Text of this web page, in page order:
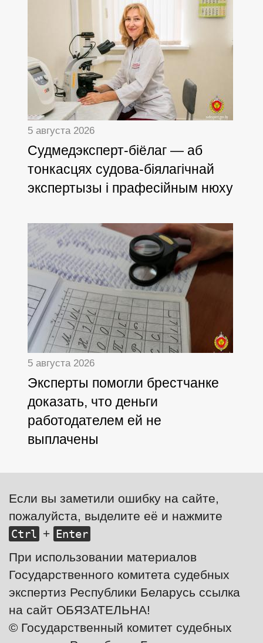
5 августа 2026
Cудмедэксперт-біёлаг — аб
тонкасцях судова-біялагічнай
экспертызы і прафесійным нюху
5 августа 2026
Эксперты помогли брестчанке
доказать, что деньги
работодателем ей не
выплачены
Если вы заметили ошибку на сайте,
пожалуйста, выделите её и нажмите
Ctrl + Enter
При использовании материалов
Государственного комитета судебных
экспертиз Республики Беларусь ссылка
на сайт ОБЯЗАТЕЛЬНА!
© Государственный комитет судебных